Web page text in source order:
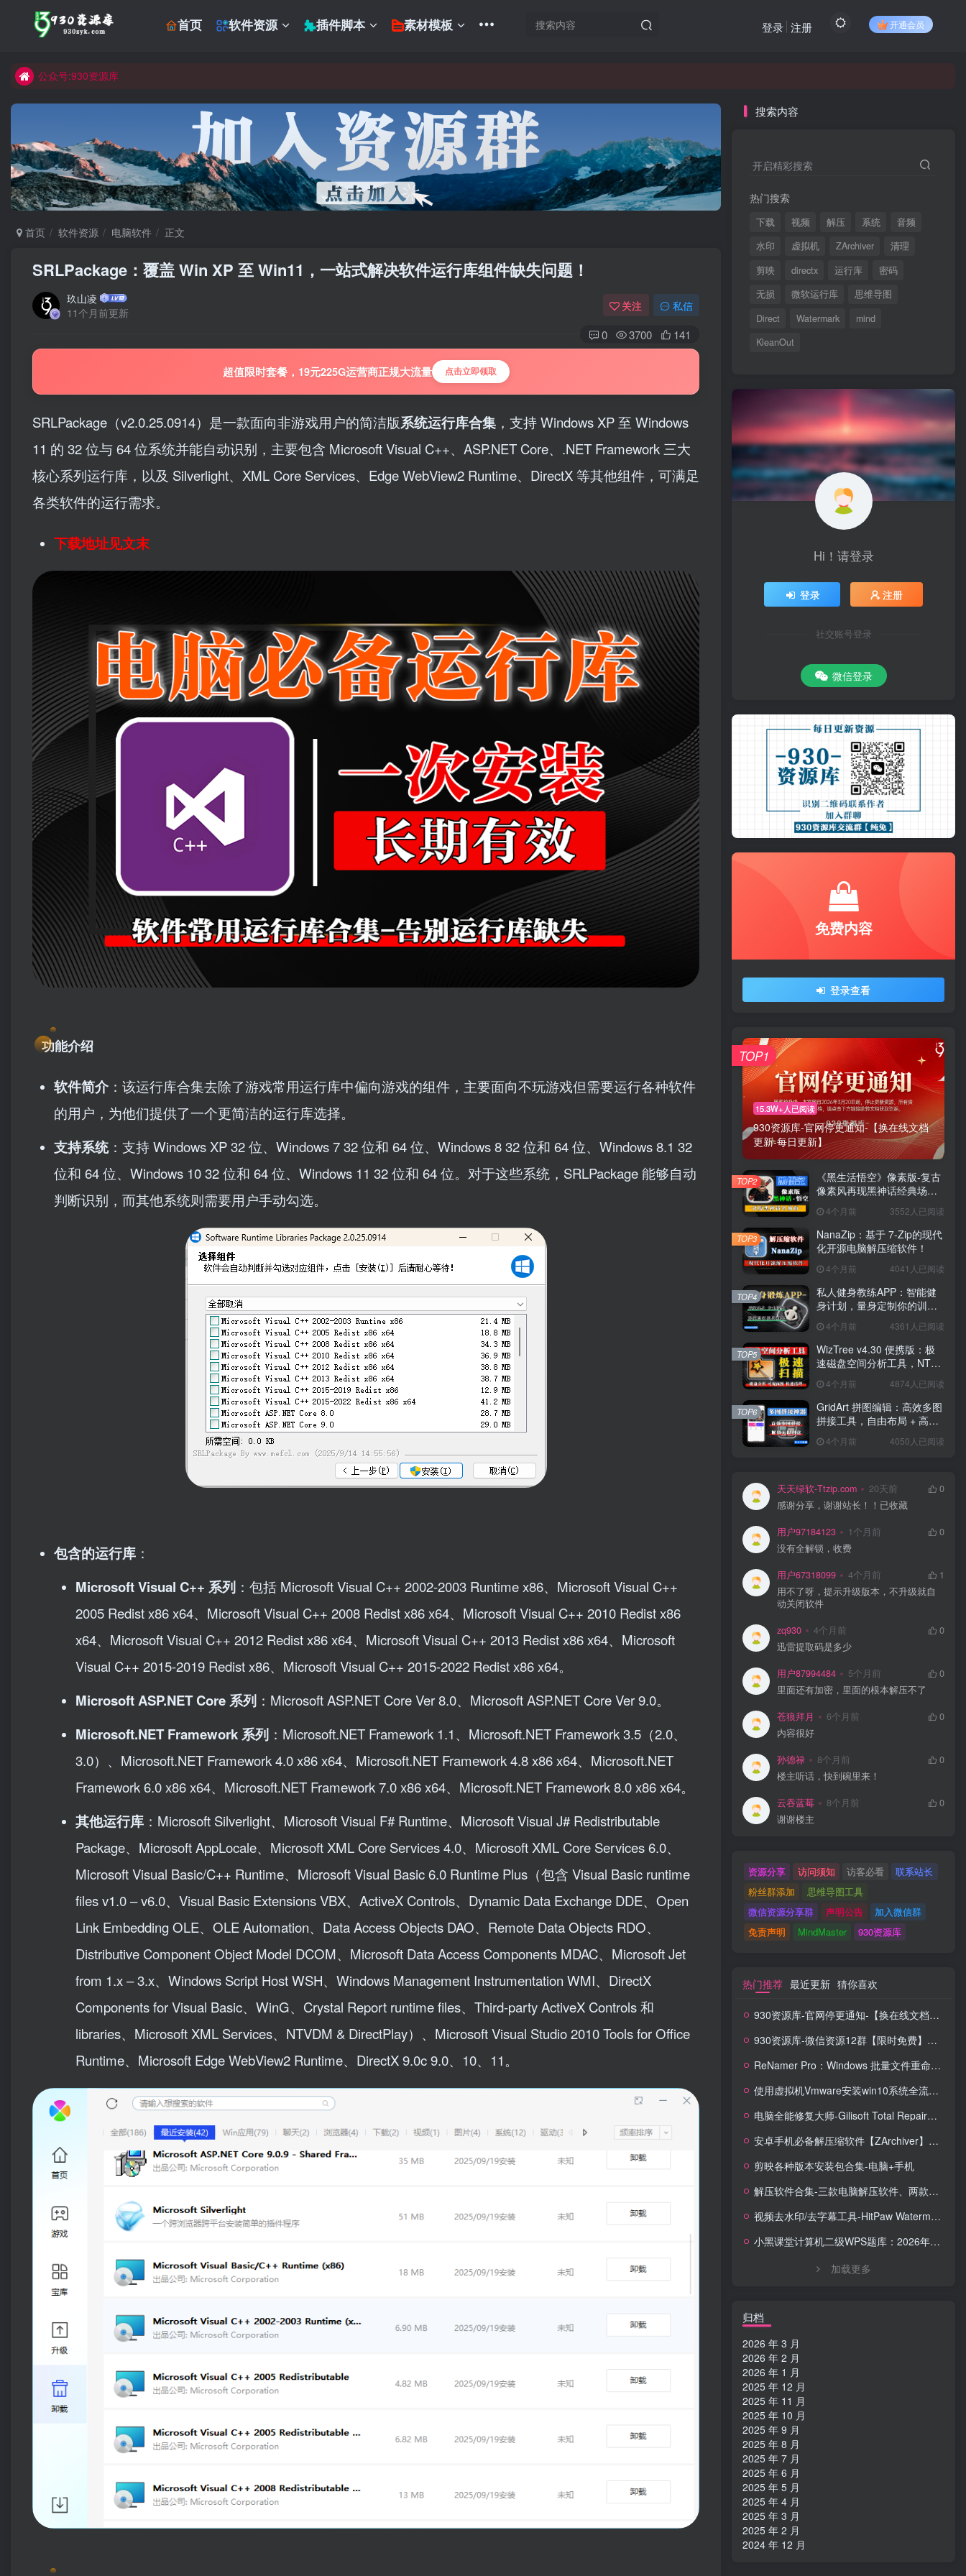
首页 软件资源 插件脚本 素材模板 开通会员
登录 注册
公众号:930资源库
首页 软件资源 电脑软件 正文
SRLPackage：覆盖 Win XP 至 Win11，一站式解决软件运行库组件缺失问题！
玖山凌
11个月前更新
关注 私信
0 3700 141
超值限时套餐，19元225G运营商正规大流量 点击立即领取
SRLPackage（v2.0.25.0914）是一款面向非游戏用户的简洁版系统运行库合集 ，支持 Windows XP 至 Windows
11 的 32 位与 64 位系统并能自动识别，主要包含 Microsoft Visual C++、ASP.NET Core、.NET Framework 三大
核心系列运行库，以及 Silverlight、XML Core Services、Edge WebView2 Runtime、DirectX 等其他组件，可满足
各类软件的运行需求。
下载地址见文末
功能介绍
软件简介 ：该运行库合集去除了游戏常用运行库中偏向游戏的组件，主要面向不玩游戏但需要运行各种软件
的用户，为他们提供了一个更简洁的运行库选择。
支持系统：支持 Windows XP 32 位、Windows 7 32 位和 64 位、Windows 8 32 位和 64 位、Windows 8.1 32
位和 64 位、Windows 10 32 位和 64 位、Windows 11 32 位和 64 位。对于这些系统，SRLPackage 能够自动
判断识别，而其他系统则需要用户手动勾选。
包含的运行库 ：
Microsoft Visual C++ 系列 ：包括 Microsoft Visual C++ 2002-2003 Runtime x86、Microsoft Visual C++
2005 Redist x86 x64、Microsoft Visual C++ 2008 Redist x86 x64、Microsoft Visual C++ 2010 Redist x86
x64、Microsoft Visual C++ 2012 Redist x86 x64、Microsoft Visual C++ 2013 Redist x86 x64、Microsoft
Visual C++ 2015-2019 Redist x86、Microsoft Visual C++ 2015-2022 Redist x86 x64。
Microsoft ASP.NET Core 系列 ：Microsoft ASP.NET Core Ver 8.0、Microsoft ASP.NET Core Ver 9.0。
Microsoft.NET Framework 系列 ：Microsoft.NET Framework 1.1、Microsoft.NET Framework 3.5（2.0、
3.0）、Microsoft.NET Framework 4.0 x86 x64、Microsoft.NET Framework 4.8 x86 x64、Microsoft.NET
Framework 6.0 x86 x64、Microsoft.NET Framework 7.0 x86 x64、Microsoft.NET Framework 8.0 x86 x64。
其他运行库 ：Microsoft Silverlight、Microsoft Visual F# Runtime、Microsoft Visual J# Redistributable
Package、Microsoft AppLocale、Microsoft XML Core Services 4.0、Microsoft XML Core Services 6.0、
Microsoft Visual Basic/C++ Runtime、Microsoft Visual Basic 6.0 Runtime Plus（包含 Visual Basic runtime
files v1.0 – v6.0、Visual Basic Extensions VBX、ActiveX Controls、Dynamic Data Exchange DDE、Open
Link Embedding OLE、OLE Automation、Data Access Objects DAO、Remote Data Objects RDO、
Distributive Component Object Model DCOM、Microsoft Data Access Components MDAC、Microsoft Jet
from 1.x – 3.x、Windows Script Host WSH、Windows Management Instrumentation WMI、DirectX
Components for Visual Basic、WinG、Crystal Report runtime files、Third-party ActiveX Controls 和
libraries、Microsoft XML Services、NTVDM & DirectPlay）、Microsoft Visual Studio 2010 Tools for Office
Runtime、Microsoft Edge WebView2 Runtime、DirectX 9.0c 9.0、10、11。
搜索内容
开启精彩搜索
热门搜索
下载 视频 解压 系统
音频
水印
虚拟机 ZArchiver
清理
剪映
directx 运行库
密码
无损
微软运行库
思维导图
Direct
Watermark
mind
KleanOut
Hi！请登录
登录 注册
社交账号登录
微信登录
免费内容
登录查看
15.3W+人已阅读
930资源库-官网停更通知-【换在线文档
更新-每日更新】
TOP1
《黑生活悟空》像素版-复古
像素风再现黑神话经典场景
4个月前 3552人已阅读
TOP2
NanaZip：基于 7-Zip的现代
化开源电脑解压缩软件！
4个月前 4041人已阅读
TOP3
私人健身教练APP：智能健
身计划，量身定制你的训练
4个月前 4361人已阅读
TOP4
WizTree v4.30 便携版：极
速磁盘空间分析工具，NTFS
4个月前 4874人已阅读
TOP5
GridArt 拼图编辑：高效多图
拼接工具，自由布局 + 高清
位！4个月前 4050人已阅读
TOP6
天天绿软-Ttzip.com 20天前
0
感谢分享，谢谢站长！！已收藏
用户97184123 1个月前
0
没有全解锁，收费
用户67318099 4个月前
1
用不了呀，提示升级版本，不升级就自
动关闭软件
zq930 4个月前
0
迅雷提取码是多少
用户87994484 5个月前
0
里面还有加密，里面的根本解压不了
苍狼拜月 6个月前
0
内容很好
孙德禄 8个月前
0
楼主听话，快到碗里来！
云吞蓝莓 8个月前
0
谢谢楼主
资源分享 访问须知 访客必看
联系站长
粉丝群添加
思维导图工具
微信资源分享群
声明公告
加入微信群
免责声明
MindMaster 930资源库
热门推荐 最近更新 猜你喜欢
930资源库-官网停更通知-【换在线文档更新-每日更新】
930资源库-微信资源12群【限时免费】开放入群中！！！
ReNamer Pro：Windows 批量文件重命名神器，正则 + 脚本全能搞定！
使用虚拟机Vmware安装win10系统全流程【含系统镜像】
电脑全能修复大师-Gilisoft Total Repair【中文版】
安卓手机必备解压缩软件【ZArchiver】安卓全能解压缩工具，格式全兼容 + 无广告体验
剪映各种版本安装包合集-电脑+手机
解压软件合集-三款电脑解压软件、两款手机解压软件
视频去水印/去字幕工具-HitPaw Watermark Remover Portable便携版去水印工具
小黑课堂计算机二级WPS题库：2026年3月考试专用，14套真题直接刷！！！
加载更多
归档
2026 年 3 月
2026 年 2 月
2026 年 1 月
2025 年 12 月
2025 年 11 月
2025 年 10 月
2025 年 9 月
2025 年 8 月
2025 年 7 月
2025 年 6 月
2025 年 5 月
2025 年 4 月
2025 年 3 月
2025 年 2 月
2024 年 12 月